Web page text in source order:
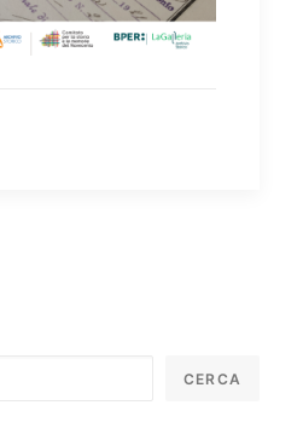
CERCA